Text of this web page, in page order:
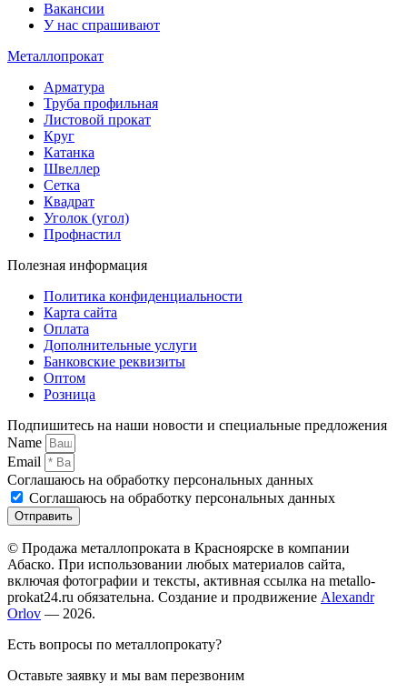
Вакансии
У нас спрашивают
Металлопрокат
Арматура
Труба профильная
Листовой прокат
Круг
Катанка
Швеллер
Сетка
Квадрат
Уголок (угол)
Профнастил
Полезная информация
Политика конфиденциальности
Карта сайта
Оплата
Дополнительные услуги
Банковские реквизиты
Оптом
Розница
Подпишитесь на наши новости и специальные предложения
Name
Email
Соглашаюсь на обработку персональных данных
Соглашаюсь на обработку персональных данных
Отправить
© Продажа металлопроката в Красноярске в компании
Абаско. При использовании любых материалов сайта,
включая фотографии и тексты, активная ссылка на metallo-
prokat24.ru обязательна. Создание и продвижение Alexandr
Orlov — 2026.
Есть вопросы по металлопрокату?
Оставьте заявку и мы вам перезвоним